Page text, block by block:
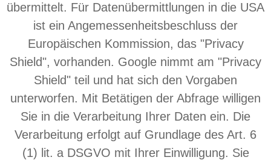
übermittelt. Für Datenübermittlungen in die USA
ist ein Angemessenheitsbeschluss der
Europäischen Kommission, das "Privacy
Shield", vorhanden. Google nimmt am "Privacy
Shield" teil und hat sich den Vorgaben
unterworfen. Mit Betätigen der Abfrage willigen
Sie in die Verarbeitung Ihrer Daten ein. Die
Verarbeitung erfolgt auf Grundlage des Art. 6
(1) lit. a DSGVO mit Ihrer Einwilligung. Sie